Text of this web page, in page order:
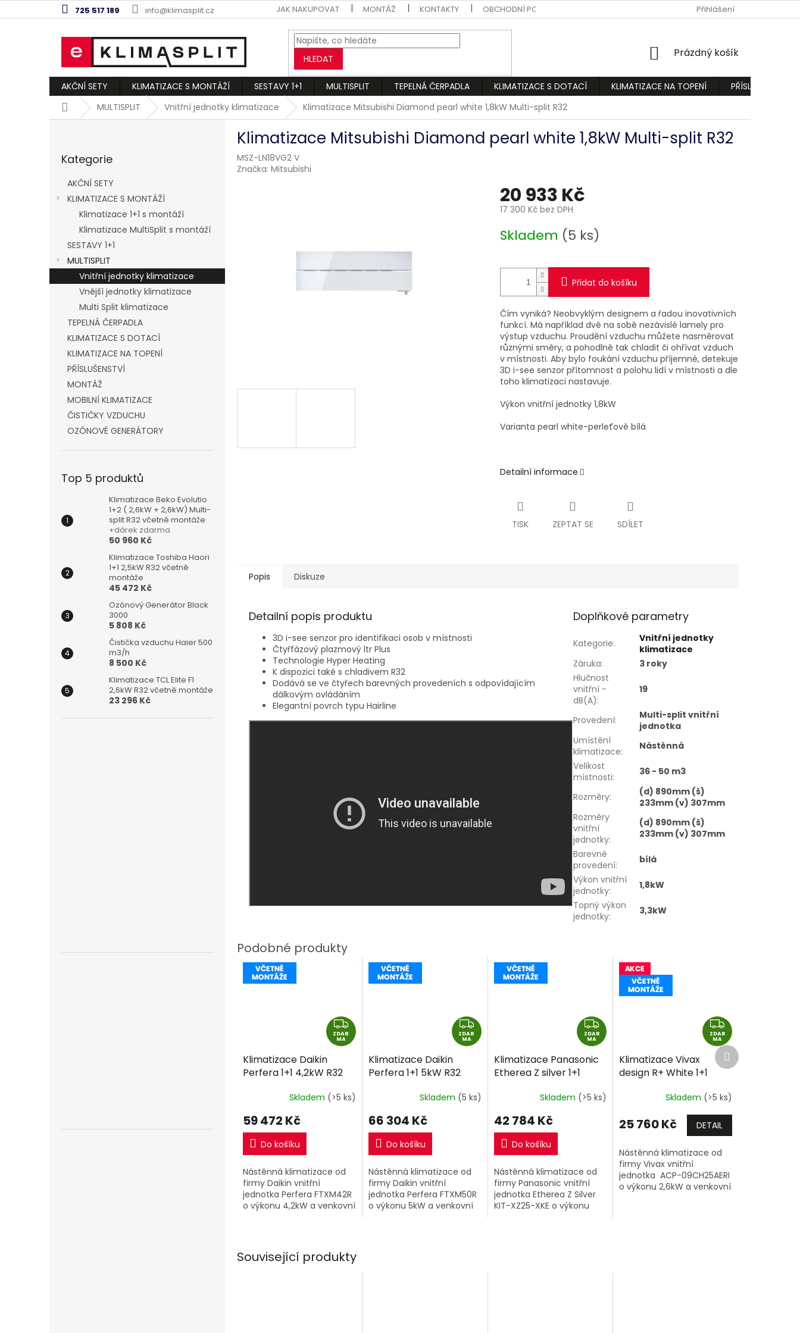
na
725 517 189 info@klimasplit.cz JAK NAKUPOVAT MONTÁŽ KONTAKTY OBCHODNÍ PODMÍNKY PODMÍNKY OCHRANY OSOBNÍCH ÚDAJŮ
Přihlášení
HLEDAT
NÁKUPNÍ
Prázdný košík
AKČNÍ SETY KLIMATIZACE S MONTÁŽÍ SESTAVY 1+1 MULTISPLIT TEPELNÁ ČERPADLA KLIMATIZACE S DOTACÍ KLIMATIZACE NA TOPENÍ
PŘÍSLUŠENSTVÍ
DomůMULTISPLIT Vnitřní jednotky klimatizace Klimatizace Mitsubishi Diamond pearl white 1,8kW Multi-split R32
n
e
kategorie
Kategorie
AKČNÍ SETY
KLIMATIZACE S MONTÁŽÍ
Klimatizace 1+1 s montáží
Klimatizace MultiSplit s montáží
SESTAVY 1+1
MULTISPLIT
Vnitřní jednotky klimatizace
Vnější jednotky klimatizace
Multi Split klimatizace
TEPELNÁ ČERPADLA
KLIMATIZACE S DOTACÍ
KLIMATIZACE NA TOPENÍ
PŘÍSLUŠENSTVÍ
MONTÁŽ
MOBILNÍ KLIMATIZACE
ČISTIČKY VZDUCHU
OZÓNOVÉ GENERÁTORY
Top 5 produktů
Klimatizace Beko Evolutio
1+2 ( 2,6kW + 2,6kW) Multi-
split R32 včetně montáže
+dárek zdarma
50 960 Kč
Klimatizace Toshiba Haori
1+1 2,5kW R32 včetně
montáže
45 472 Kč
Ozónový Generátor Black
3000
5 808 Kč
Čistička vzduchu Haier 500
m3/h
8 500 Kč
Klimatizace TCL Elite F1
2,6kW R32 včetně montáže
23 296 Kč
Klimatizace Mitsubishi Diamond pearl white 1,8kW Multi-split R32
MSZ-LN18VG2 V
Značka: Mitsubishi
20 933 Kč
17 300 Kč bez DPH
cena:
Skladem (5 ks)
Přidat do košíku
Čím vyniká? Neobvyklým designem a řadou inovativních
funkcí. Má například dvě na sobě nezávislé lamely pro
výstup vzduchu. Proudění vzduchu můžete nasměrovat
různými směry, a pohodlně tak chladit či ohřívat vzduch
v místnosti. Aby bylo foukání vzduchu příjemné, detekuje
3D i-see senzor přítomnost a polohu lidí v místnosti a dle
toho klimatizaci nastavuje.
Výkon vnitřní jednotky 1,8kW
Varianta pearl white-perleťově bílá
Detailní informace
TISK ZEPTAT SE SDÍLET
Související produkty
Popis Diskuze
Detailní popis produktu
3D i-see senzor pro identifikaci osob v místnosti
Čtyřfázový plazmový ltr Plus
Technologie Hyper Heating
K dispozici také s chladivem R32
Dodává se ve čtyřech barevných provedeních s odpovídajícím
dálkovým ovládáním
Elegantní povrch typu Hairline
Doplňkové parametry
Kategorie:
Vnitřní jednotky
klimatizace
Záruka:
3 roky
Hlučnost
vnitřní -
dB(A):
19
Provedení:
Multi-split vnitřní
jednotka
Umístění
klimatizace:
Nástěnná
Velikost
místnosti: 36 - 50 m3
Rozměry:
(d) 890mm (š)
233mm (v) 307mm
Rozměry
vnitřní
jednotky:
(d) 890mm (š)
233mm (v) 307mm
Barevné
provedení:
bílá
Výkon vnitřní
jednotky:
1,8kW
Topný výkon
jednotky: 3,3kW
Z
D
A
ZDAR
MA
Klimatizace Daikin
Perfera 1+1 4,2kW R32
Skladem (>5 ks)
59 472 Kč
Do košíku
Nástěnná klimatizace od
firmy Daikin vnitřní
jednotka Perfera FTXM42R
o výkonu 4,2kW a venkovní
Z
D
A
ZDAR
MA
Klimatizace Daikin
Perfera 1+1 5kW R32
Skladem (5 ks)
66 304 Kč
Do košíku
Nástěnná klimatizace od
firmy Daikin vnitřní
jednotka Perfera FTXM50R
o výkonu 5kW a venkovní
Z
D
A
ZDAR
MA
Klimatizace Panasonic
Etherea Z silver 1+1
Skladem (>5 ks)
42 784 Kč
Do košíku
Nástěnná klimatizace od
firmy Panasonic vnitřní
jednotka Etherea Z Silver
KIT-XZ25-XKE o výkonu
Z
D
A
R
A
ZDAR
MA
Klimatizace Vivax
design R+ White 1+1
+dárek
Skladem (>5 ks)
25 760 Kč DETAIL
Nástěnná klimatizace od
firmy Vivax vnitřní
jednotka ACP-09CH25AERI
o výkonu 2,6kW a venkovní
Další
produkt